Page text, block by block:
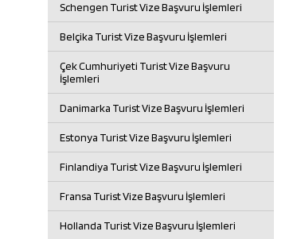
Schengen Turist Vize Başvuru İşlemleri
Belçika Turist Vize Başvuru İşlemleri
Çek Cumhuriyeti Turist Vize Başvuru
İşlemleri
Danimarka Turist Vize Başvuru İşlemleri
Estonya Turist Vize Başvuru İşlemleri
Finlandiya Turist Vize Başvuru İşlemleri
Fransa Turist Vize Başvuru İşlemleri
Hollanda Turist Vize Başvuru İşlemleri